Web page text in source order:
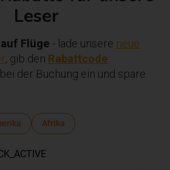
Leser
Flüge - lade unsere neue
, gib den Rabattcode
bei der Buchung ein und spare